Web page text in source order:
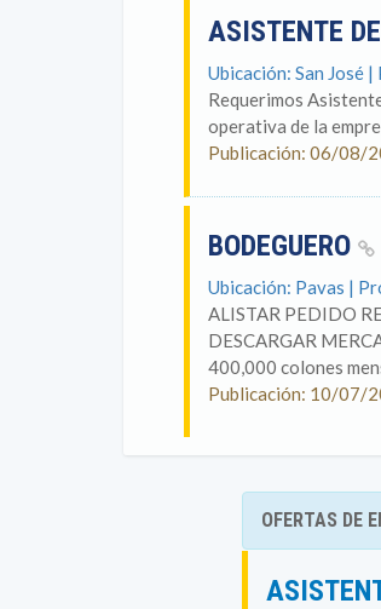
ASISTENTE
Ubicación: San José
Requerimos
operativa de la
Publicación: 06/08/
BODEGUERO
Ubicación: Pavas |
ALISTAR PEDIDO
DESCARGAR
400,000 colones
Publicación: 10/07/
OFERTAS DE